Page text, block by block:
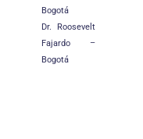
Bogotá
Dr. Roosevelt
Fajardo –
Bogotá